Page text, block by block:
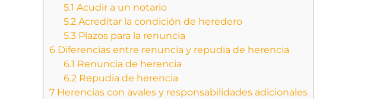
5.1 Acudir a un notario
5.2 Acreditar la condición de heredero
5.3 Plazos para la renuncia
6 Diferencias entre renuncia y repudia de herencia
6.1 Renuncia de herencia
6.2 Repudia de herencia
7 Herencias con avales y responsabilidades adicionales